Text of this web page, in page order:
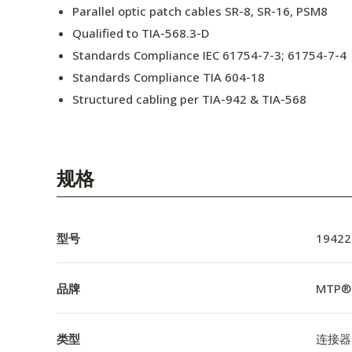
Parallel optic patch cables SR-8, SR-16, PSM8
Qualified to TIA-568.3-D
Standards Compliance IEC 61754-7-3; 61754-7-4
Standards Compliance TIA 604-18
Structured cabling per TIA-942 & TIA-568
规格
型号 19422
品牌
类型 连接器